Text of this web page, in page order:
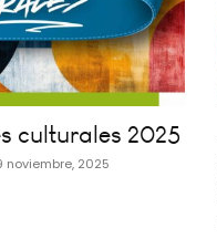
culturales 2025
noviembre, 2025